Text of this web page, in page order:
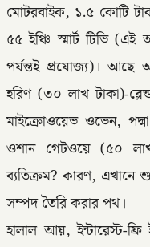
মোটরবাইক, ১.৫ কোটি
৫৫ ইঞ্চি স্মার্ট টিভি
পর্যন্তই প্রযোজ্য)। আছে
হরিণ (৩০ লাখ টাকা)-
মাইক্রোওয়েভ ওভেন,
ওশান গেটওয়ে (৫০
ব্যতিক্রম? কারণ, এখানে
সম্পদ তৈরি করার পথ।
হালাল আয়, ইন্টারেস্ট-